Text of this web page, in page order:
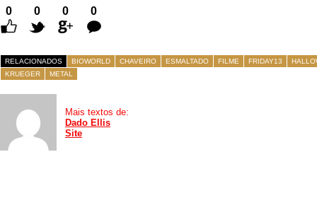
0 0 0
0
Comentários
RELACIONADOS BIOWORLD CHAVEIRO ESMALTADO FILME FRIDAY13
KRUEGER
METAL
Mais textos de:
Dado Ellis
Site